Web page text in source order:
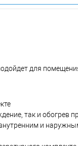
для
так и обогрев
и